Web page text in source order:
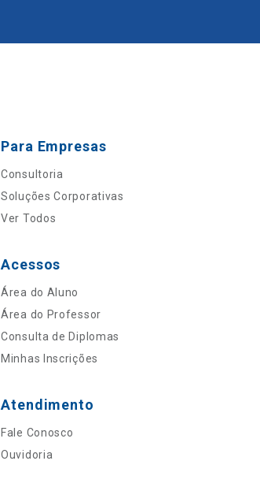
Para Empresas
Consultoria
Soluções Corporativas
Ver Todos
Acessos
Área do Aluno
Área do Professor
Consulta de Diplomas
Minhas Inscrições
Atendimento
Fale Conosco
Ouvidoria